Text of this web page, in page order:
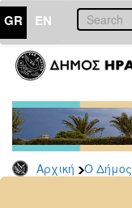
GR EN
Αρχική Ο Δήμος
ΔΗΜΟΣ
Δελτία
Τύπου
Αρχείο
2026